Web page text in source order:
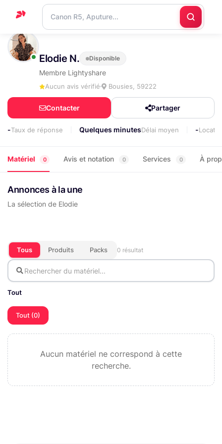
Accueil
Support
Nous
contacter
Elodie N. Disponible
Membre Lightyshare
Aucun avis vérifié Bousies, 59222
Contacter Partager
-Taux de réponse Quelques minutesDélai moyen -
Matériel 0 Avis et notation 0 Services 0 À
Annonces à la une
La sélection de Elodie
Tous Produits Packs 0 résultat
Tout
Tout (0)
Aucun matériel ne correspond à cette
recherche.